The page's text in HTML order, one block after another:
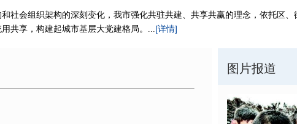
社会组织架构的深刻变化，我市强化共驻共建、共享共赢的理念，依托区
共享，构建起城市基层大党建格局。...[详情]
图片报道